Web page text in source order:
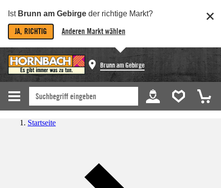
Ist Brunn am Gebirge der richtige Markt?
JA, RICHTIG Anderen Markt wählen
Brunn am Gebirge
Startseite